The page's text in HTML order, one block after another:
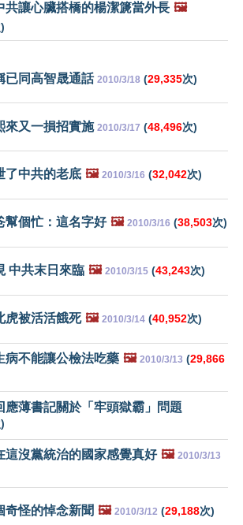
共讓心臟搭橋的楊潔篪當外長 🖼️
已同高智晟通話 2010/3/18 (29,335次)
來又一損招實施 2010/3/17 (48,496次)
了中共的老底 🖼️ 2010/3/16 (32,042次)
幫個忙：這名字好 🖼️ 2010/3/16 (38,503次)
中共末日來臨 🖼️ 2010/3/15 (43,243次)
虎被活活餓死 🖼️ 2010/3/14 (40,952次)
病不能讓公檢法吃藥 🖼️ 2010/3/13 (29,866
應薄書記關於「牢頭獄霸」問題
這沒黨統治的國家感覺真好 🖼️ 2010/3/13
奇怪的悼念新聞 🖼️ 2010/3/12 (29,188次)